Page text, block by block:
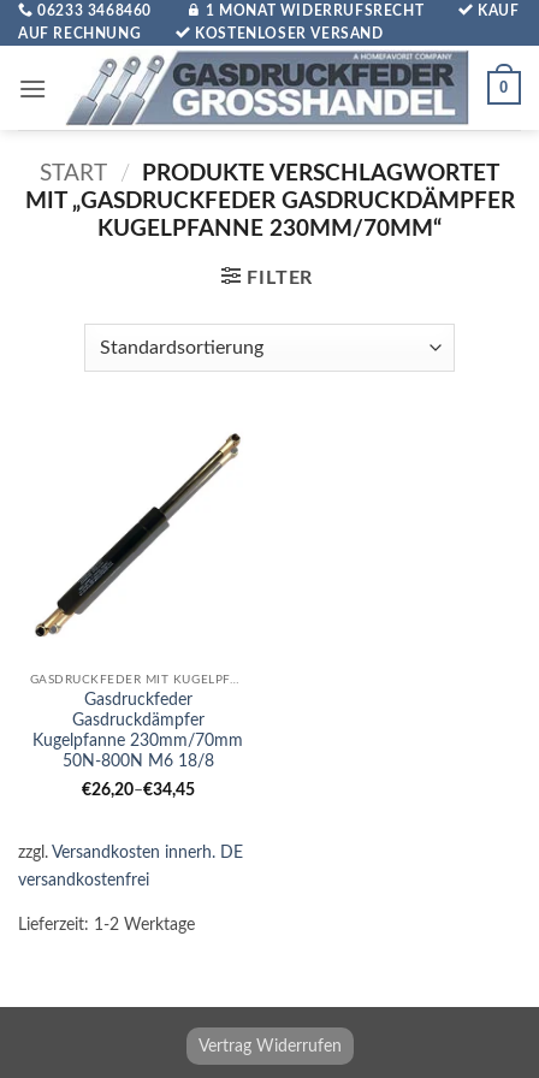
Zum
Inhalt
06233 3468460 1 MONAT WIDERRUFSRECHT
KAUF
AUF RECHNUNG
KOSTENLOSER VERSAND
0
START /
PRODUKTE VERSCHLAGWORTET
MIT „GASDRUCKFEDER GASDRUCKDÄMPFER
KUGELPFANNE 230MM/70MM“
FILTER
GASDRUCKFEDER MIT KUGELPFANNE
Gasdruckfeder
Gasdruckdämpfer
Kugelpfanne 230mm/70mm
50N-800N M6 18/8
€26,20–€34,45
zzgl. Versandkosten innerh. DE
versandkostenfrei
Lieferzeit: 1-2 Werktage
Vertrag Widerrufen